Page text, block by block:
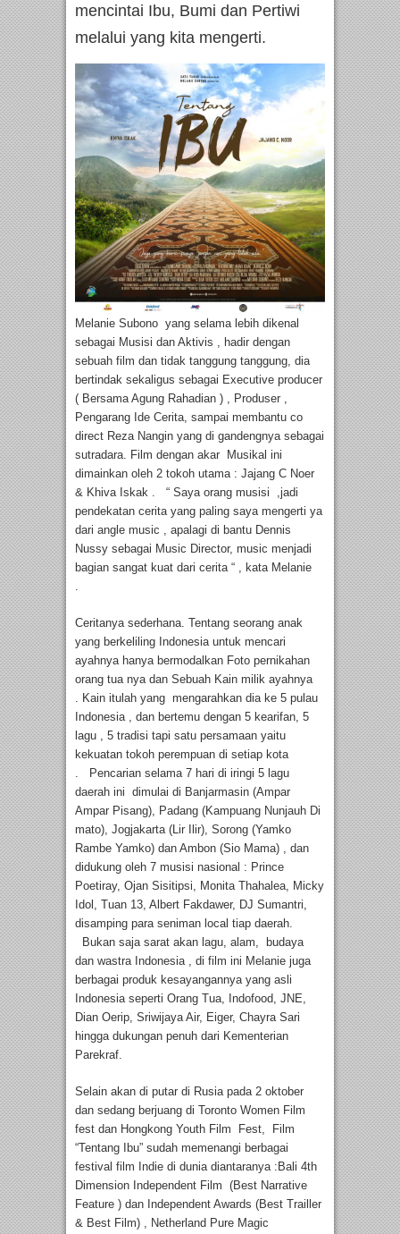
mencintai Ibu, Bumi dan Pertiwi
melalui yang kita mengerti.
Melanie Subono yang selama lebih dikenal
sebagai Musisi dan Aktivis , hadir dengan
sebuah film dan tidak tanggung tanggung, dia
bertindak sekaligus sebagai Executive producer
( Bersama Agung Rahadian ) , Produser ,
Pengarang Ide Cerita, sampai membantu co
direct Reza Nangin yang di gandengnya sebagai
sutradara. Film dengan akar Musikal ini
dimainkan oleh 2 tokoh utama : Jajang C Noer
& Khiva Iskak . “ Saya orang musisi ,jadi
pendekatan cerita yang paling saya mengerti ya
dari angle music , apalagi di bantu Dennis
Nussy sebagai Music Director, music menjadi
bagian sangat kuat dari cerita “ , kata Melanie
.
Ceritanya sederhana. Tentang seorang anak
yang berkeliling Indonesia untuk mencari
ayahnya hanya bermodalkan Foto pernikahan
orang tua nya dan Sebuah Kain milik ayahnya
. Kain itulah yang mengarahkan dia ke 5 pulau
Indonesia , dan bertemu dengan 5 kearifan, 5
lagu , 5 tradisi tapi satu persamaan yaitu
kekuatan tokoh perempuan di setiap kota
. Pencarian selama 7 hari di iringi 5 lagu
daerah ini dimulai di Banjarmasin (Ampar
Ampar Pisang), Padang (Kampuang Nunjauh Di
mato), Jogjakarta (Lir Ilir), Sorong (Yamko
Rambe Yamko) dan Ambon (Sio Mama) , dan
didukung oleh 7 musisi nasional : Prince
Poetiray, Ojan Sisitipsi, Monita Thahalea, Micky
Idol, Tuan 13, Albert Fakdawer, DJ Sumantri,
disamping para seniman local tiap daerah.
Bukan saja sarat akan lagu, alam, budaya
dan wastra Indonesia , di film ini Melanie juga
berbagai produk kesayangannya yang asli
Indonesia seperti Orang Tua, Indofood, JNE,
Dian Oerip, Sriwijaya Air, Eiger, Chayra Sari
hingga dukungan penuh dari Kementerian
Parekraf.
Selain akan di putar di Rusia pada 2 oktober
dan sedang berjuang di Toronto Women Film
fest dan Hongkong Youth Film Fest, Film
“Tentang Ibu” sudah memenangi berbagai
festival film Indie di dunia diantaranya :Bali 4th
Dimension Independent Film (Best Narrative
Feature ) dan Independent Awards (Best Trailler
& Best Film) , Netherland Pure Magic